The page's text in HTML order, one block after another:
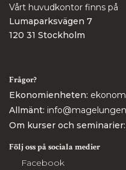
Vårt huvudkontor finns på
Lumaparksvägen 7
120 31 Stockholm
Frågor?
Ekonomienheten:
Allmänt:
Om kurser och seminarier:
Följ oss på sociala medier
Facebook